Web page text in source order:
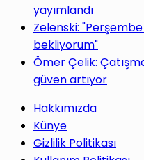
yayımlandı
Zelenski:
bekliyorum"
Ömer Çelik:
güven artıyor
Hakkımızda
Künye
Gizlilik Politikası